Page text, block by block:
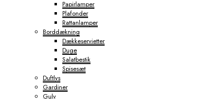
Papirlamper
Plafonder
Rattanlamper
Borddækning
Dækkeservietter
Duge
Salatbestik
Spisesæt
Duftlys
Gardiner
Gulv